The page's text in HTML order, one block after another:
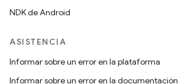
NDK de Android
ASISTENCIA
Informar sobre un error en la plataforma
Informar sobre un error en la documentación